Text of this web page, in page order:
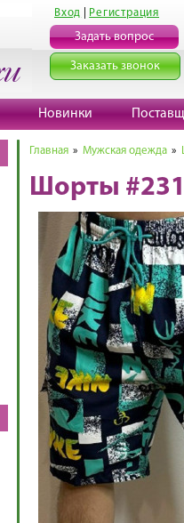
Вход Регистрация
Задать вопрос
Заказать звонок
Новинки
Главная » Мужская одежда »
Шорты